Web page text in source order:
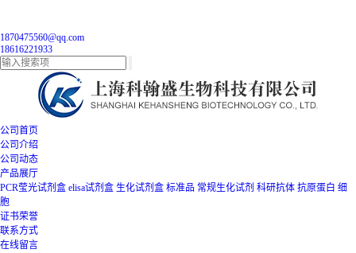
1870475560@qq.com
18616221933
公司首页
公司介绍
公司动态
产品展厅
PCR莹光试剂盒 elisa试剂盒 生化试剂盒 标准品 常规生化试剂 科研抗体 抗原蛋白 细
胞
证书荣誉
联系方式
在线留言